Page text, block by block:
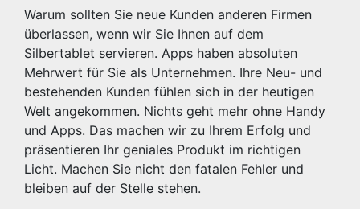
Warum sollten Sie neue Kunden anderen Firmen
überlassen, wenn wir Sie Ihnen auf dem
Silbertablet servieren. Apps haben absoluten
Mehrwert für Sie als Unternehmen. Ihre Neu- und
bestehenden Kunden fühlen sich in der heutigen
Welt angekommen. Nichts geht mehr ohne Handy
und Apps. Das machen wir zu Ihrem Erfolg und
präsentieren Ihr geniales Produkt im richtigen
Licht. Machen Sie nicht den fatalen Fehler und
bleiben auf der Stelle stehen.